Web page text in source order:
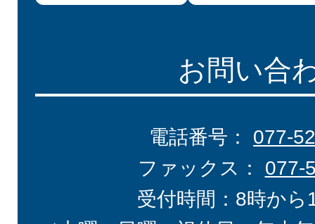
お問い合
電話番号： 077-
ファックス： 077-
受付時間：8時から